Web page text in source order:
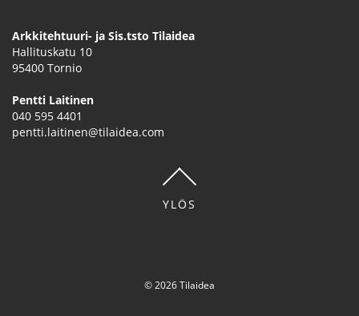
Arkkitehtuuri- ja Sis.tsto Tilaidea
Hallituskatu 10
95400 Tornio
Pentti Laitinen
040 595 4401
pentti.laitinen@tilaidea.com
YLÖS
© 2026 Tilaidea